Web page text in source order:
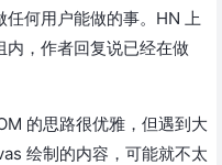
何用户能做的事。HN 上
，作者回复说已经在做
的思路很优雅，但遇到大
绘制的内容，可能就不太